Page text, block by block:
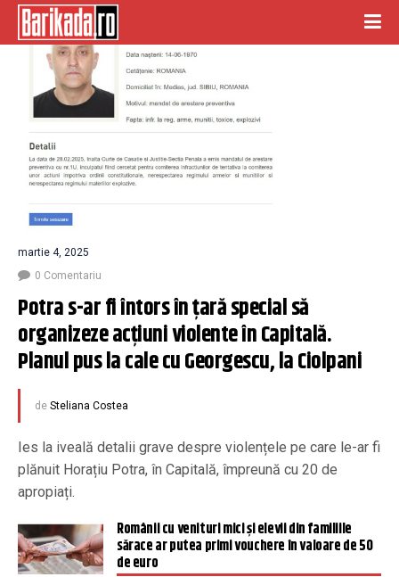
martie 4, 2025
0 Comentariu
Potra s-ar fi întors în țară special să
organizeze acțiuni violente în Capitală.
Planul pus la cale cu Georgescu, la Ciolpani
de Steliana Costea
Ies la iveală detalii grave despre violențele pe care le-ar fi
plănuit Horațiu Potra, în Capitală, împreună cu 20 de
apropiați.
Românii cu venituri mici și elevii din familiile
sărace ar putea primi vouchere în valoare de 50
de euro